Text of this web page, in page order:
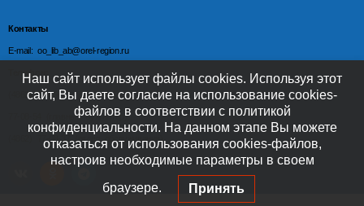
Контакты
E-mail: oo_lib_ab@orel-region.ru
Телефон:
(4862) 77-09-75 (директор),
77-08-54 (главный бухгалтер),
Наш сайт использует файлы cookies. Используя этот
сайт, Вы даете согласие на использование cookies-
файлов в соответствии с политикой
конфиденциальности. На данном этапе Вы можете
отказаться от использования cookies-файлов,
настроив необходимые параметры в своем
браузере. Принять